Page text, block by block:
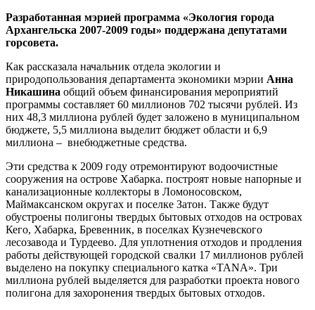
Разработанная мэрией программа «Экология города
Архангельска 2007-2009 годы» поддержана депутатами
горсовета.
Как рассказала начальник отдела экологии и
природопользования департамента экономики мэрии Анна
Никашина общий объем финансирования мероприятий
программы составляет 60 миллионов 702 тысячи рублей. Из
них 48,3 миллиона рублей будет заложено в муниципальном
бюджете, 5,5 миллиона выделит бюджет области и 6,9
миллиона – внебюджетные средства.
Эти средства к 2009 году отремонтируют водоочистные
сооружения на острове Хабарка. построят новые напорные и
канализационные коллекторы в Ломоносовском,
Маймаксанском округах и поселке Затон. Также будут
обустроены полигоны твердых бытовых отходов на островах
Кего, Хабарка, Бревенник, в поселках Кузнечевского
лесозавода и Турдеево. Для уплотнения отходов и продления
работы действующей городской свалки 17 миллионов рублей
выделено на покупку специального катка «TANA». Три
миллиона рублей выделяется для разработки проекта нового
полигона для захоронения твердых бытовых отходов.